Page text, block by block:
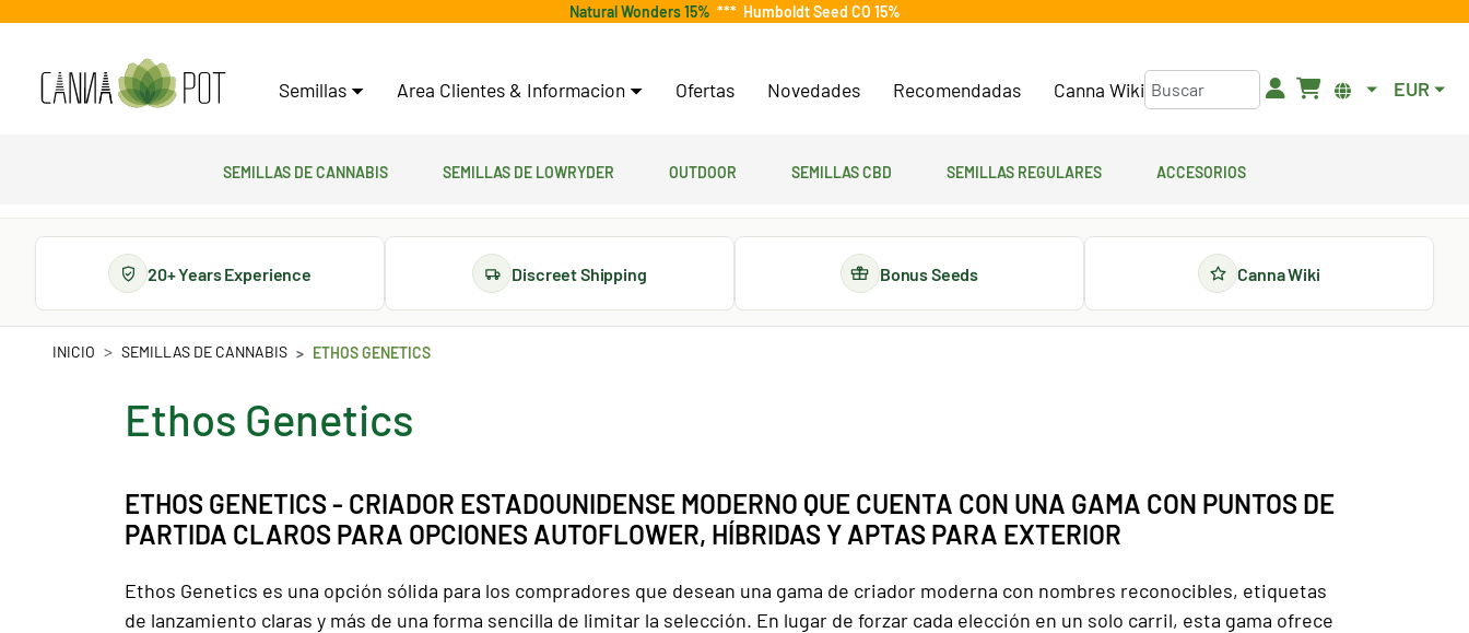
Natural Wonders 15% *** Humboldt Seed CO 15%
Semillas Area Clientes & Informacion Ofertas Novedades Recomendadas Canna Wiki EUR
Semillas de cannabis Semillas de lowryder Outdoor Semillas CBD Semillas regulares Accesorios
20+ Years Experience Discreet Shipping Bonus Seeds Canna Wiki
INICIO SEMILLAS DE CANNABIS ETHOS GENETICS
Ethos Genetics
ETHOS GENETICS - CRIADOR ESTADOUNIDENSE MODERNO QUE CUENTA CON UNA GAMA CON PUNTOS DE
PARTIDA CLAROS PARA OPCIONES AUTOFLOWER, HÍBRIDAS Y APTAS PARA EXTERIOR
Ethos Genetics es una opción sólida para los compradores que desean una gama de criador moderna con nombres reconocibles, etiquetas
de lanzamiento claras y más de una forma sencilla de limitar la selección. En lugar de forzar cada elección en un solo carril, esta gama ofrece